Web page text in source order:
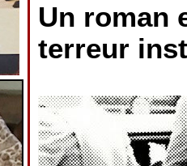
Un roman
terreur